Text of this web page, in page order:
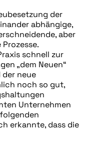
der
abhängige,
aber
schnell zur
„dem Neuen“
der neue
noch so gut,
Unternehmen
erkannte, dass die